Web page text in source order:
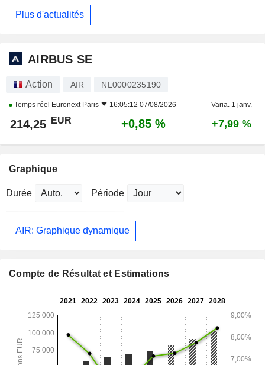
Plus d'actualités
AIRBUS SE
Action AIR NL0000235190
Temps réel Euronext Paris 16:05:12 07/08/2026 Varia. 1 janv.
214,25 EUR +0,85 % +7,99 %
Graphique
Durée Période
AIR: Graphique dynamique
Compte de Résultat et Estimations